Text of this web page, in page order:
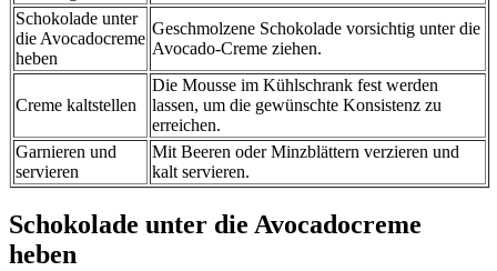
Schokolade unter
die Avocadocreme
heben
Geschmolzene Schokolade vorsichtig unter die
Avocado-Creme ziehen.
Creme kaltstellen
Die Mousse im Kühlschrank fest werden
lassen, um die gewünschte Konsistenz zu
erreichen.
Garnieren und
servieren
Mit Beeren oder Minzblättern verzieren und
kalt servieren.
Schokolade unter die Avocadocreme
heben